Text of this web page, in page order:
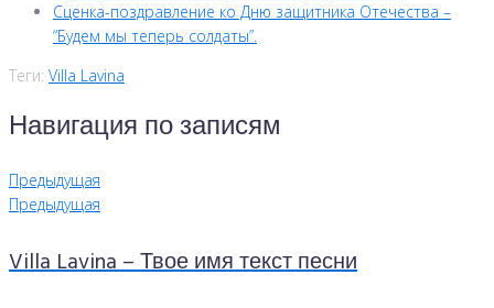
Сценка-поздравление ко Дню защитника Отечества –
“Будем мы теперь солдаты”.
Теги: Villa Lavina
Навигация по записям
Предыдущая
Предыдущая
Villa Lavina – Твое имя текст песни